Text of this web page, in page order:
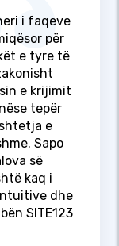
i faqeve
për
e tyre të
e krijimit
tepër
e
Sapo
së
kaq i
dhe
SITE123